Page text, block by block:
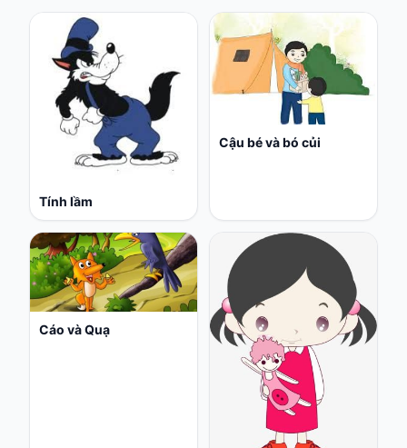
Tính lầm
Cậu bé và bó củi
Cáo và Quạ